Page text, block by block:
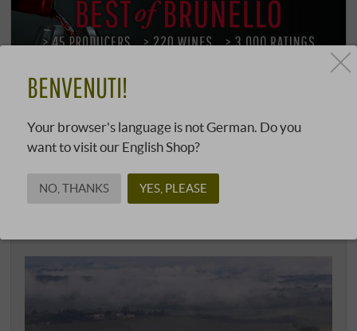
SUI VITICOLTORI
LE CHIUSE
BENVENUTI!
Your browser's language is not German. Do you
want to visit our English Shop?
NO, THANKS YES, PLEASE